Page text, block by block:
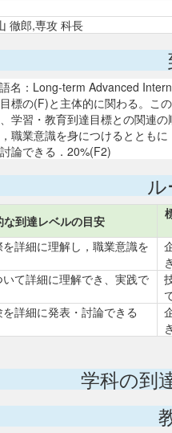
徹郎,専攻 科長
名：Long-term Advanced
標の(F)と主体的に関わる。こ
学習・教育到達目標との関連
職業意識を身につけるととも
論できる．20%(F2)
な到達レベルの目安
詳細に理解し，職業意識を
て詳細に理解でき、実践で
詳細に発表・討論できる
学科の到